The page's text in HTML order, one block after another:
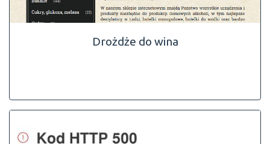
Drożdże do wina